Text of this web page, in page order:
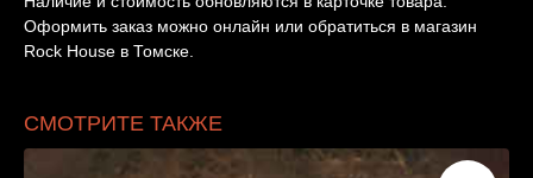
Оформить заказ можно онлайн или обратиться в магазин
Rock House в Томске.
СМОТРИТЕ ТАКЖЕ